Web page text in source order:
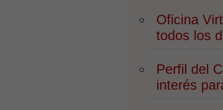
Oficina
todos los
Perfil del
interés